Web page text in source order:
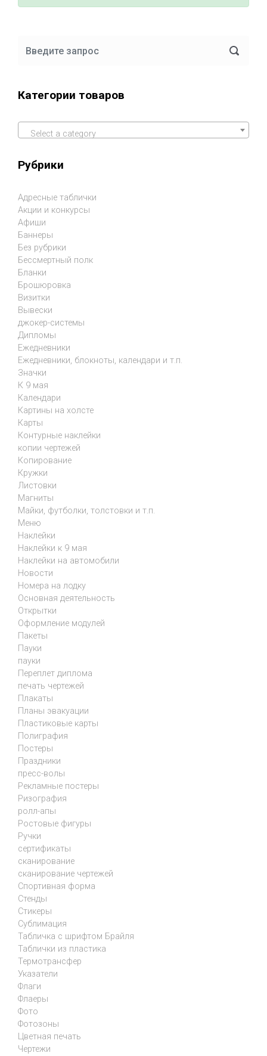
Категории товаров
Select a category
Рубрики
Адресные таблички
Акции и конкурсы
Афиши
Баннеры
Без рубрики
Бессмертный полк
Бланки
Брошюровка
Визитки
Вывески
джокер-системы
Дипломы
Ежедневники
Ежедневники, блокноты, календари и т.п.
Значки
К 9 мая
Календари
Картины на холсте
Карты
Контурные наклейки
копии чертежей
Копирование
Кружки
Листовки
Магниты
Майки, футболки, толстовки и т.п.
Меню
Наклейки
Наклейки к 9 мая
Наклейки на автомобили
Новости
Номера на лодку
Основная деятельность
Открытки
Оформление модулей
Пакеты
Пауки
пауки
Переплет диплома
печать чертежей
Плакаты
Планы эвакуации
Пластиковые карты
Полиграфия
Постеры
Праздники
пресс-волы
Рекламные постеры
Ризография
ролл-апы
Ростовые фигуры
Ручки
сертификаты
сканирование
сканирование чертежей
Спортивная форма
Стенды
Стикеры
Сублимация
Табличка с шрифтом Брайля
Таблички из пластика
Термотрансфер
Указатели
Флаги
Флаеры
Фото
Фотозоны
Цветная печать
Чертежи